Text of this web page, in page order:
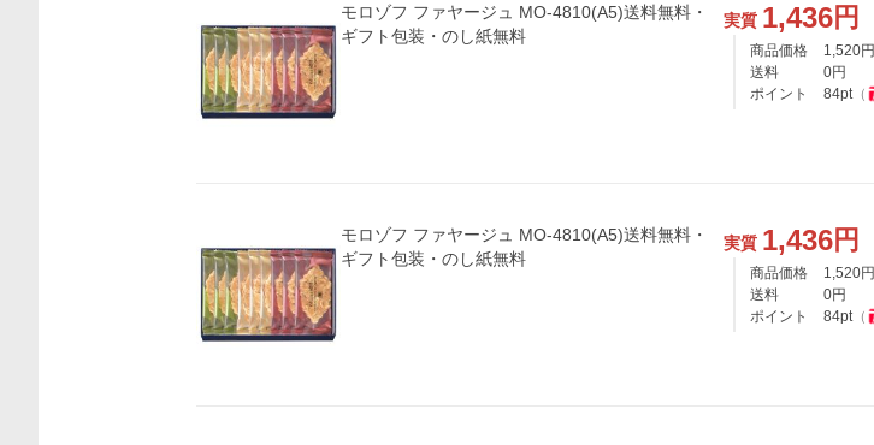
モロゾフ ファヤージュ MO-4810(A5)送料無料・
ギフト包装・のし紙無料
実質 1,436円
商品価格 1,520円
送料
0円
ポイント
84pt（
モロゾフ ファヤージュ MO-4810(A5)送料無料・
ギフト包装・のし紙無料
実質 1,436円
商品価格 1,520円
送料
0円
ポイント
84pt（